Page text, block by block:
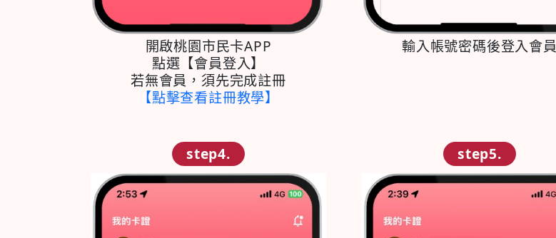
開啟桃園市民卡APP
點選【會員登入】
若無會員，須先完成註冊
【點擊查看註冊教學】
輸入帳號密碼後登入會員
step4. step5.